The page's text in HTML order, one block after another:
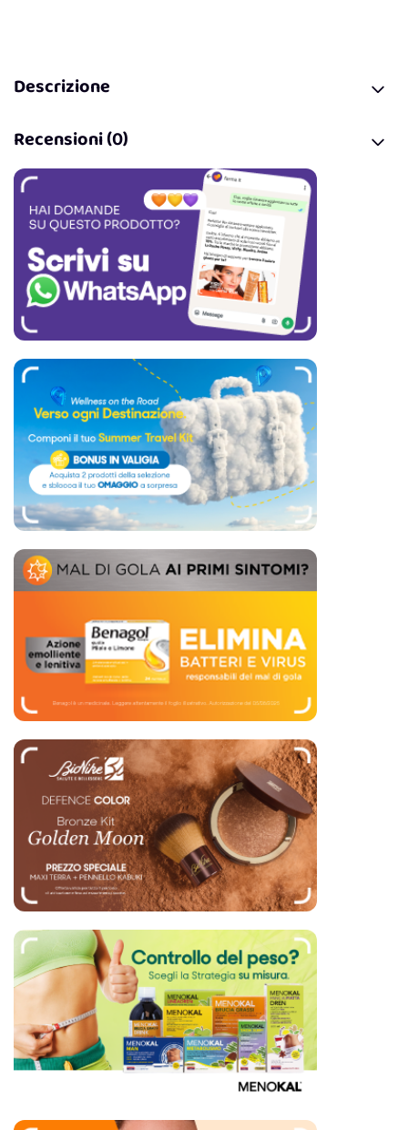
Descrizione
Recensioni (0)